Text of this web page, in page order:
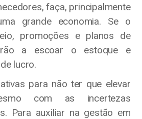
faça, principalmente
grande economia. Se o
promoções e planos de
a escoar o estoque e
lucro.
para não ter que elevar
com as incertezas
Para auxiliar na gestão em